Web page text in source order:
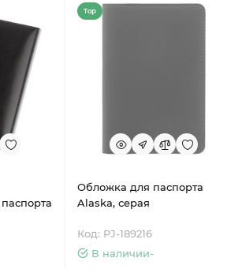
Top
Обложка для паспорта
Alaska, серая
Код: PJ-189216
В наличии-